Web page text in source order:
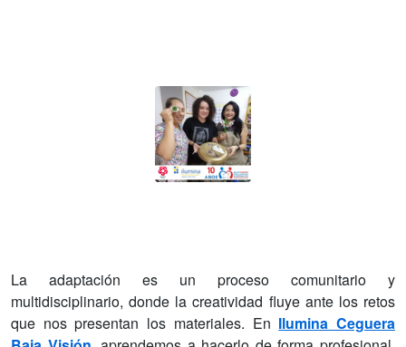
La adaptación es un proceso comunitario y
multidisciplinario, donde la creatividad fluye ante los retos
que nos presentan los materiales. En Ilumina Ceguera